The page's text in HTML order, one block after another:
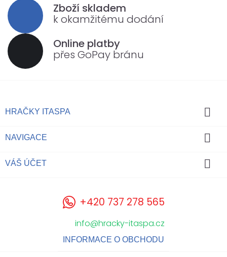
Zboží skladem
k okamžitému dodání
Online platby
přes GoPay bránu
HRAČKY ITASPA 
NAVIGACE 
VÁŠ ÚČET 
+420 737 278 565
info@hracky-itaspa.cz
INFORMACE O OBCHODU